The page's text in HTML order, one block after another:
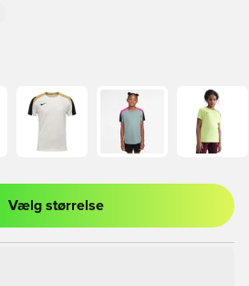
ind eller tilmelde dig som medlem
Vælg størrelse